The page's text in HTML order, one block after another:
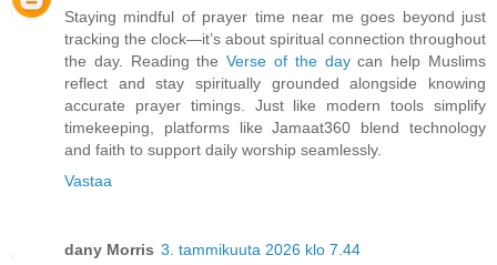
Staying mindful of prayer time near me goes beyond just
tracking the clock—it’s about spiritual connection throughout
the day. Reading theVerse of the daycan help Muslims
reflect and stay spiritually grounded alongside knowing
accurate prayer timings. Just like modern tools simplify
timekeeping, platforms like Jamaat360 blend technology
and faith to support daily worship seamlessly.
Vastaa
dany Morris 3. tammikuuta 2026 klo 7.44